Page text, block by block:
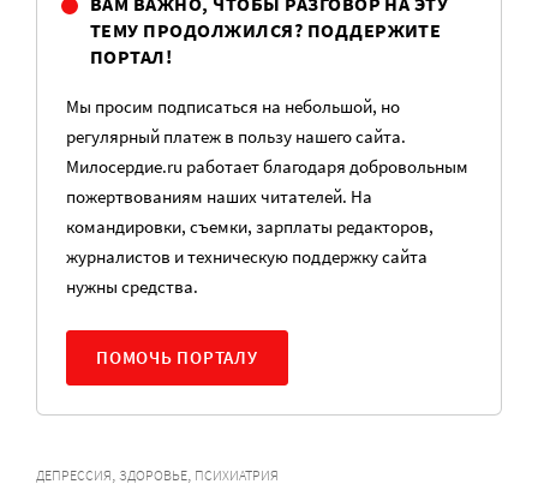
ТЕМУ ПРОДОЛЖИЛСЯ? ПОДДЕРЖИТЕ
ПОРТАЛ!
Мы просим подписаться на небольшой, но
регулярный платеж в пользу нашего сайта.
Милосердие.ru работает благодаря добровольным
пожертвованиям наших читателей. На
командировки, съемки, зарплаты редакторов,
журналистов и техническую поддержку сайта
нужны средства.
ПОМОЧЬ ПОРТАЛУ
ДЕПРЕССИЯ, ЗДОРОВЬЕ, ПСИХИАТРИЯ